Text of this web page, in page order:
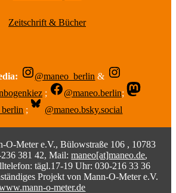
Zeitschrift & Bücher
@maneo_berlin &
; @maneo.berlin;
; @maneo.bsky.social
Meter e.V., Bülowstraße 106 , 10783
381 42, Mail:maneo[at]maneo.de,
tägl.17-19 Uhr: 030-216 33 36
Projekt von Mann-O-Meter e.V.
o-meter.de